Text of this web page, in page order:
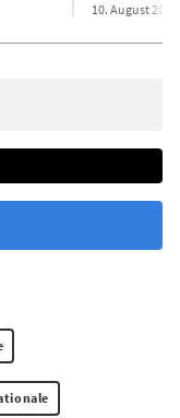
10. August 2019